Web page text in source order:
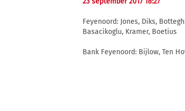
Feyenoord: Jones, Diks,
Basacikoglu, Kramer, Boetius
Bank Feyenoord: Bijlow, Ten